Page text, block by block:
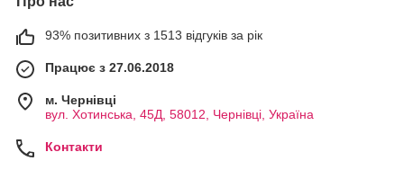
93% позитивних з 1513 відгуків за рік
Працює з 27.06.2018
м. Чернівці
вул. Хотинська, 45Д, 58012, Чернівці, Україна
Контакти